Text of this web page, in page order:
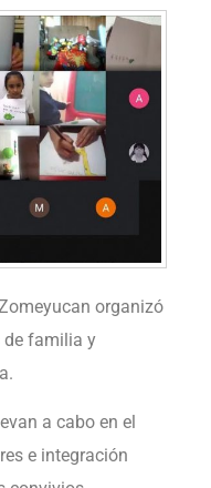
organizó
de familia y
a cabo en el
e integración